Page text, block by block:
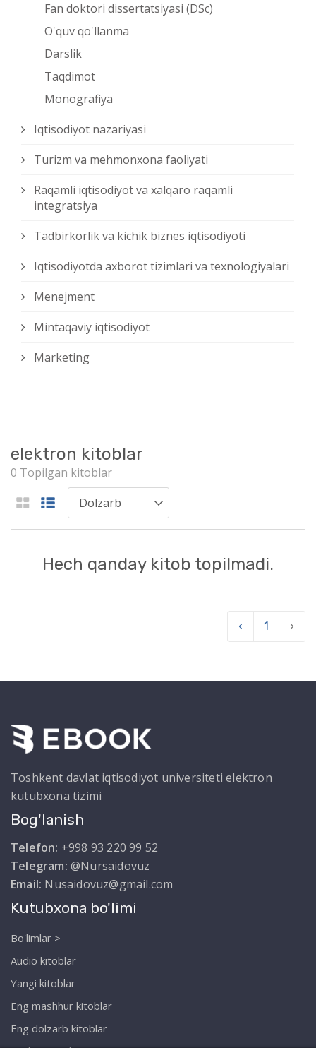
Fan doktori dissertatsiyasi (DSc)
O'quv qo'llanma
Darslik
Taqdimot
Monografiya
Iqtisodiyot nazariyasi
Turizm va mehmonxona faoliyati
Raqamli iqtisodiyot va xalqaro raqamli
integratsiya
Tadbirkorlik va kichik biznes iqtisodiyoti
Iqtisodiyotda axborot tizimlari va texnologiyalari
Menejment
Mintaqaviy iqtisodiyot
Marketing
elektron kitoblar
0 Topilgan kitoblar
Hech qanday kitob topilmadi.
‹ 1 ›
Toshkent davlat iqtisodiyot universiteti elektron
kutubxona tizimi
Bog'lanish
Telefon: +998 93 220 99 52
Telegram: @Nursaidovuz
Email: Nusaidovuz@gmail.com
Kutubxona bo'limi
Bo'limlar >
Audio kitoblar
Yangi kitoblar
Eng mashhur kitoblar
Eng dolzarb kitoblar